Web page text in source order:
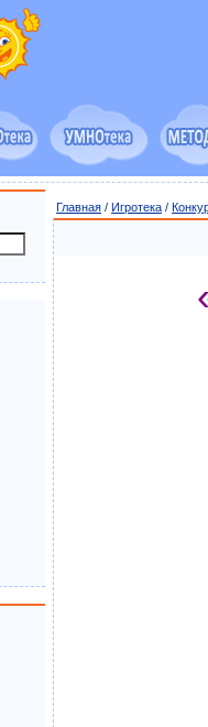
Главная / Игротека /